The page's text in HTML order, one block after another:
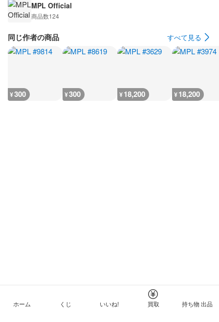
MPL Official
商品数124
同じ作者の商品 すべて見る
¥300 ¥300 ¥18,200 ¥18,200
ホーム くじ いいね! 買取 持ち物 出品